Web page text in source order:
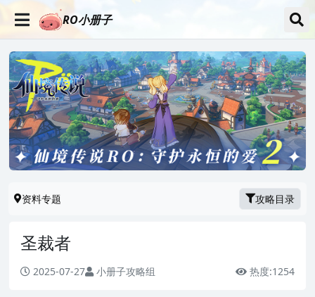
RO小册子
资料专题 攻略目录
圣裁者
2025-07-27 小册子攻略组 热度:1254